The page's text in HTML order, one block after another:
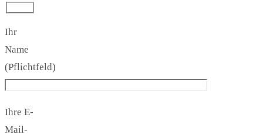
Ihr
Name
(Pflichtfeld)
Ihre E-
Mail-